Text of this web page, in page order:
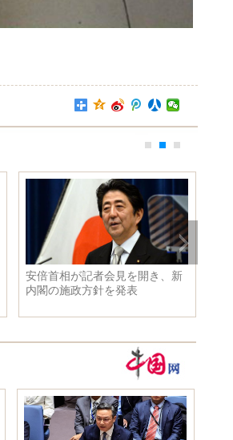
安倍首相が記者会見を開き、新
内閣の施政方針を発表